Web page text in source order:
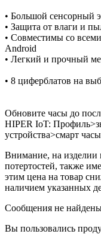
• Большой сенсорный
• Защита от влаги и
• Совместимы со
Android
• Легкий и прочный
• 8 циферблатов на
Обновите часы до
HIPER IoT:
устройства>смарт
Внимание, на изделии
потертостей, также
этим цена на товар
наличием указанных
Сообщения не
Вы пользовались